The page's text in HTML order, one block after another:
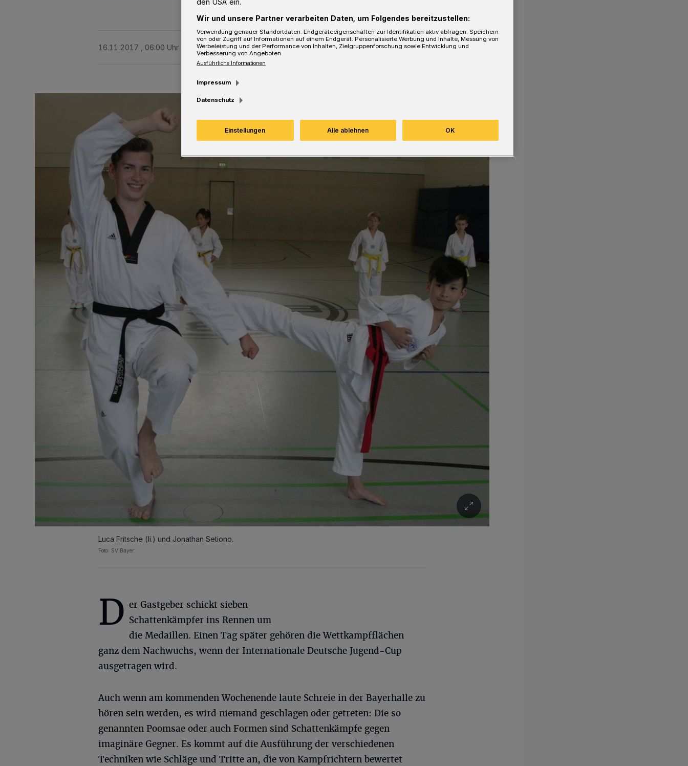
16.11.2017 , 06:00 Uhr 2 Minuten Lesezeit
Luca Fritsche (li.) und Jonathan Setiono.
Foto: SV Bayer
D er Gastgeber schickt sieben
Schattenkämpfer ins Rennen um
die Medaillen. Einen Tag später gehören die Wettkampfflächen
ganz dem Nachwuchs, wenn der Internationale Deutsche Jugend-Cup
ausgetragen wird.
Auch wenn am kommenden Wochenende laute Schreie in der Bayerhalle zu
hören sein werden, es wird niemand geschlagen oder getreten: Die so
genannten Poomsae oder auch Formen sind Schattenkämpfe gegen
imaginäre Gegner. Es kommt auf die Ausführung der verschiedenen
Techniken wie Schläge und Tritte an, die von Kampfrichtern bewertet
den USA ein.
Wir und unsere Partner verarbeiten Daten, um Folgendes bereitzustellen:
Verwendung genauer Standortdaten. Endgeräteeigenschaften zur Identifikation aktiv abfragen. Speichern
von oder Zugriff auf Informationen auf einem Endgerät. Personalisierte Werbung und Inhalte, Messung von
Werbeleistung und der Performance von Inhalten, Zielgruppenforschung sowie Entwicklung und
Verbesserung von Angeboten.
Ausführliche Informationen
Impressum
Datenschutz
Einstellungen Alle ablehnen OK